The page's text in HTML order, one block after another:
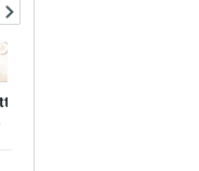
のヘッダー